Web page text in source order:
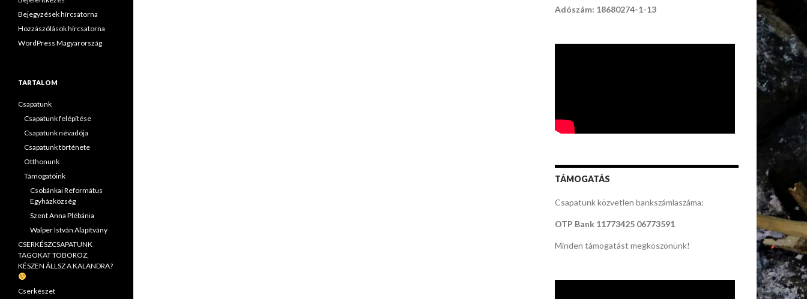
Adószám: 18680274-1-13
TÁMOGATÁS
Csapatunk közvetlen bankszámlaszáma:
OTP Bank 11773425 06773591
Minden támogatást megköszönünk!
Bejegyzések hírcsatorna
Hozzászólások hírcsatorna
WordPress Magyarország
TARTALOM
Csapatunk
Csapatunk felépítése
Csapatunk névadója
Csapatunk története
Otthonunk
Támogatóink
Csobánkai Református
Egyházközség
Szent Anna Plébánia
Walper István Alapítvány
CSERKÉSZCSAPATUNK
TAGOKAT TOBOROZ,
KÉSZEN ÁLLSZ A KALANDRA?
Cserkészet